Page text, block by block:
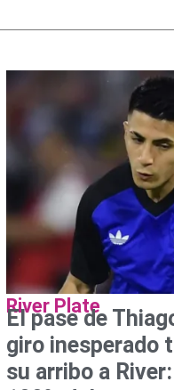
River Plate
El pase de
giro inesperado
su arribo a